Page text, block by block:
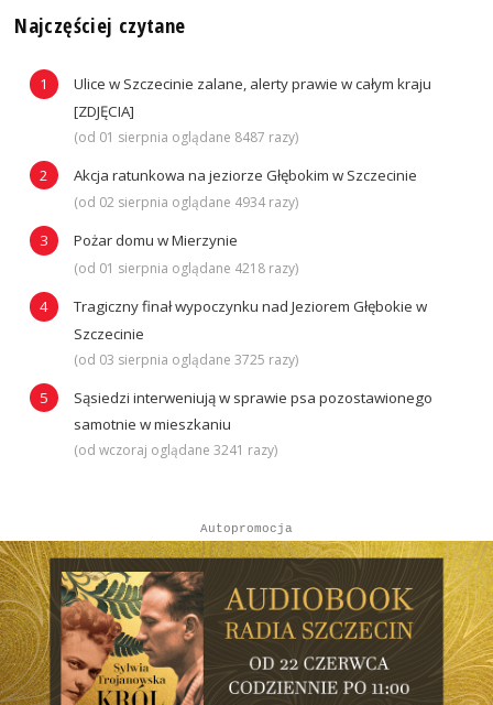
Najczęściej czytane
Ulice w Szczecinie zalane, alerty prawie w całym kraju
[ZDJĘCIA]
(od 01 sierpnia oglądane 8487 razy)
Akcja ratunkowa na jeziorze Głębokim w Szczecinie
(od 02 sierpnia oglądane 4934 razy)
Pożar domu w Mierzynie
(od 01 sierpnia oglądane 4218 razy)
Tragiczny finał wypoczynku nad Jeziorem Głębokie w
Szczecinie
(od 03 sierpnia oglądane 3725 razy)
Sąsiedzi interweniują w sprawie psa pozostawionego
samotnie w mieszkaniu
(od wczoraj oglądane 3241 razy)
Autopromocja